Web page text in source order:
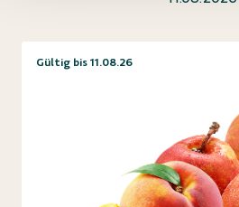
Gültig bis 11.08.26